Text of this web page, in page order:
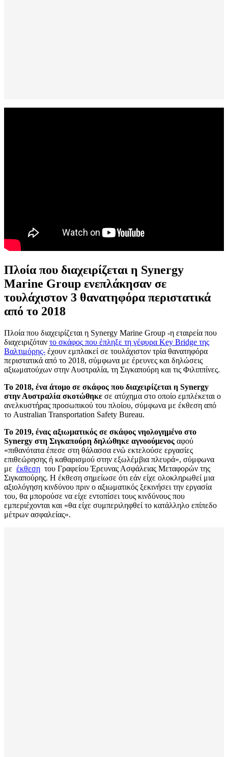
Πλοία που διαχειρίζεται η Synergy
Marine Group ενεπλάκησαν σε
τουλάχιστον 3 θανατηφόρα περιστατικά
από το 2018
Πλοία που διαχειρίζεται η Synergy Marine Group -η εταιρεία που
διαχειριζόταν το σκάφος που έπληξε τη γέφυρα Key Bridge της
Βαλτιμόρης- έχουν εμπλακεί σε τουλάχιστον τρία θανατηφόρα
περιστατικά από το 2018, σύμφωνα με έρευνες και δηλώσεις
αξιωματούχων στην Αυστραλία, τη Σιγκαπούρη και τις Φιλιππίνες.
Το 2018, ένα άτομο σε σκάφος που διαχειρίζεται η Synergy
στην Αυστραλία σκοτώθηκε σε ατύχημα στο οποίο εμπλέκεται ο
ανελκυστήρας προσωπικού του πλοίου, σύμφωνα με έκθεση από
το Australian Transportation Safety Bureau.
Το 2019, ένας αξιωματικός σε σκάφος νηολογημένο στο
Synergy στη Σιγκαπούρη δηλώθηκε αγνοούμενος αφού
«πιθανότατα έπεσε στη θάλασσα ενώ εκτελούσε εργασίες
επιθεώρησης ή καθαρισμού στην εξωλέμβια πλευρά», σύμφωνα
με έκθεση του Γραφείου Έρευνας Ασφάλειας Μεταφορών της
Σιγκαπούρης. Η έκθεση σημείωσε ότι εάν είχε ολοκληρωθεί μια
αξιολόγηση κινδύνου πριν ο αξιωματικός ξεκινήσει την εργασία
του, θα μπορούσε να είχε εντοπίσει τους κινδύνους που
εμπεριέχονται και «θα είχε συμπεριληφθεί το κατάλληλο επίπεδο
μέτρων ασφαλείας».